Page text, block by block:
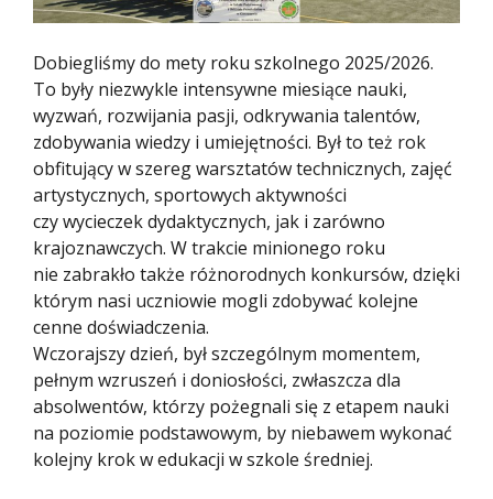
Dobiegliśmy do mety roku szkolnego 2025/2026.
To były niezwykle intensywne miesiące nauki,
wyzwań, rozwijania pasji, odkrywania talentów,
zdobywania wiedzy i umiejętności. Był to też rok
obfitujący w szereg warsztatów technicznych, zajęć
artystycznych, sportowych aktywności
czy wycieczek dydaktycznych, jak i zarówno
krajoznawczych. W trakcie minionego roku
nie zabrakło także różnorodnych konkursów, dzięki
którym nasi uczniowie mogli zdobywać kolejne
cenne doświadczenia.
Wczorajszy dzień, był szczególnym momentem,
pełnym wzruszeń i doniosłości, zwłaszcza dla
absolwentów, którzy pożegnali się z etapem nauki
na poziomie podstawowym, by niebawem wykonać
kolejny krok w edukacji w szkole średniej.